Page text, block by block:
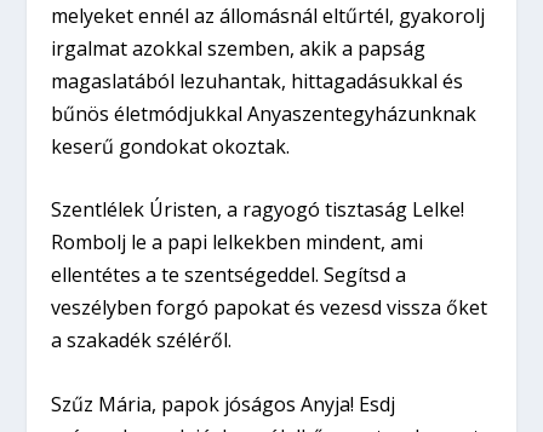
melyeket ennél az állomásnál eltűrtél, gyakorolj
irgalmat azokkal szemben, akik a papság
magaslatából lezuhantak, hittagadásukkal és
bűnös életmódjukkal Anyaszentegyházunknak
keserű gondokat okoztak.
Szentlélek Úristen, a ragyogó tisztaság Lelke!
Rombolj le a papi lelkekben mindent, ami
ellentétes a te szentségeddel. Segítsd a
veszélyben forgó papokat és vezesd vissza őket
a szakadék széléről.
Szűz Mária, papok jóságos Anyja! Esdj